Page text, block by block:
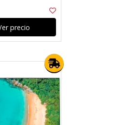
precio